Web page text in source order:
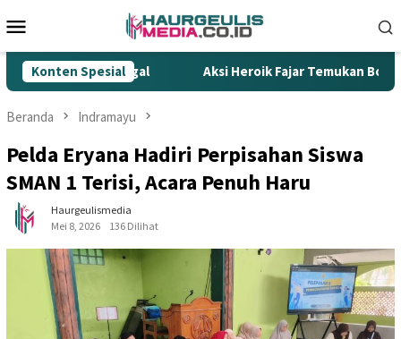
ke
Mobile
Konten Spesial
Rokok Ilegal Aksi Heroik Fajar Temukan Bocah
Beranda Indramayu
Pelda Eryana Hadiri Perpisahan Siswa
SMAN 1 Terisi, Acara Penuh Haru
Haurgeulismedia
Mei 8, 2026
136 Dilihat